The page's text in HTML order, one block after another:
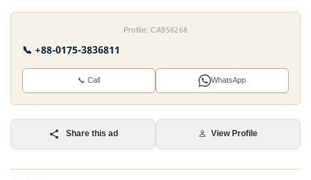
Profile: CA958268
📞 +88-0175-3836811
📞 Call WhatsApp
Share this ad View Profile